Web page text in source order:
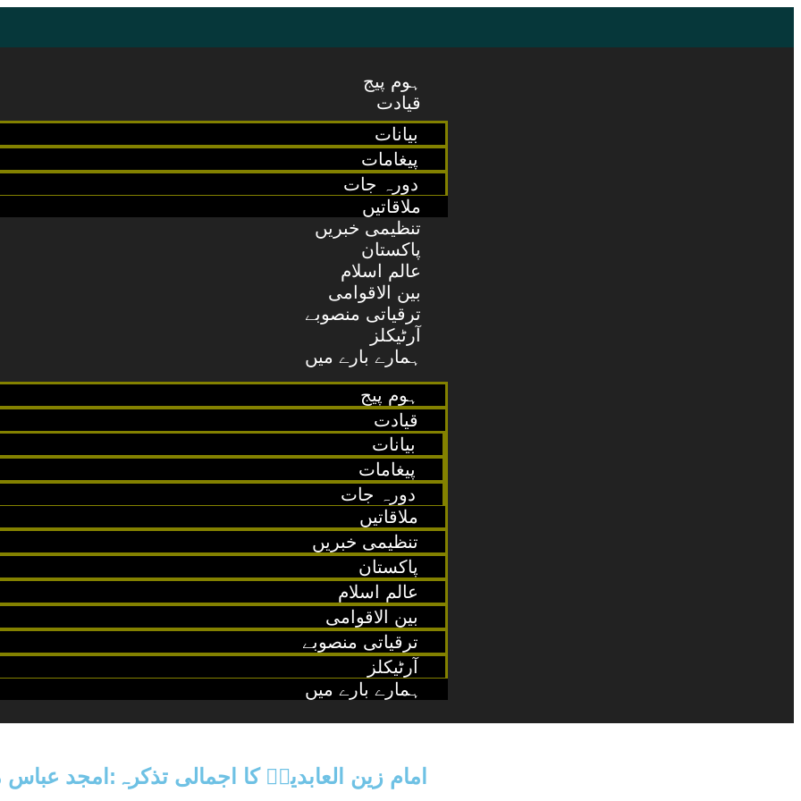
ہوم پیج
قیادت
بیانات
پیغامات
دورہ جات
ملاقاتیں
تنظیمی خبریں
پاکستان
عالم اسلام
بین الاقوامی
ترقیاتی منصوبے
آرٹیکلز
ہمارے بارے میں
ہوم پیج
قیادت
بیانات
پیغامات
دورہ جات
ملاقاتیں
تنظیمی خبریں
پاکستان
عالم اسلام
بین الاقوامی
ترقیاتی منصوبے
آرٹیکلز
ہمارے بارے میں
امام زین العابدینؑ کا اجمالی تذکرہ:امجد